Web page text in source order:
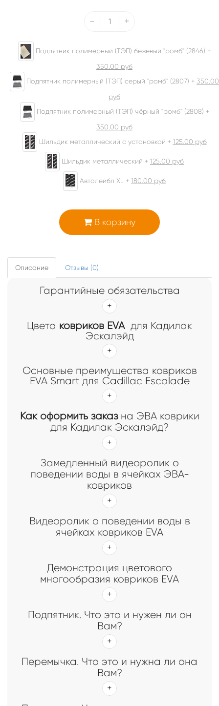
- +
Подпятник полимерный (ТЭП) бежевый "ромб" (2846) +
350.00 руб
Подпятник полимерный (ТЭП) серый "ромб" (2807) + 350.00
руб
Подпятник полимерный (ТЭП) чёрный "ромб" (2808) +
350.00 руб
Шильдик металлический с установкой + 125.00 руб
Шильдик металлический + 125.00 руб
Автолейбл XL + 180.00 руб
В корзину
Описание Отзывы (0)
Гарантийные обязательства
Цвета ковриков EVAдля Кадилак
Эскалэйд
Основные преимущества ковриков
EVA Smart для Cadillac Escalade
Как оформить заказна ЭВА коврики
для Кадилак Эскалэйд?
Замедленный видеоролик о
поведении воды в ячейках ЭВА-
ковриков
Видеоролик о поведении воды в
ячейках ковриков EVA
Демонстрация цветового
многообразия ковриков EVA
Подпятник. Что это и нужен ли он
Вам?
Перемычка. Что это и нужна ли она
Вам?